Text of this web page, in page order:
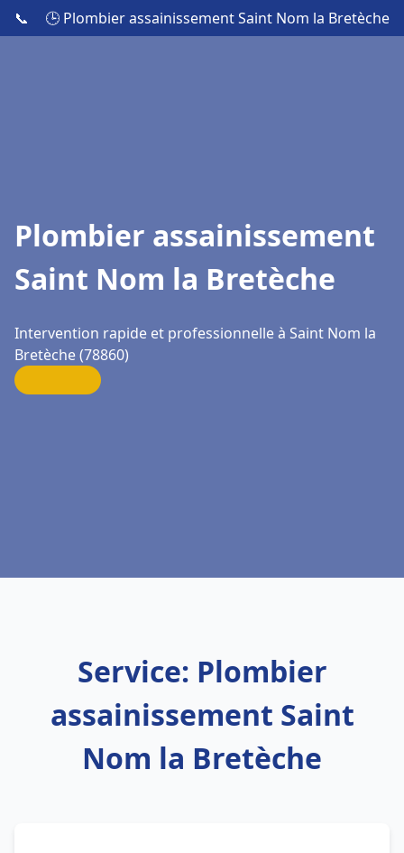
📞 🕒 Plombier assainissement Saint Nom la Bretèche
Plombier assainissement
Saint Nom la Bretèche
Intervention rapide et professionnelle à Saint Nom la
Bretèche (78860)
Service: Plombier
assainissement Saint
Nom la Bretèche